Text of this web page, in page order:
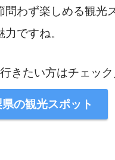
問わず楽しめる観光
ですね。
きたい方はチェック
県の観光スポット